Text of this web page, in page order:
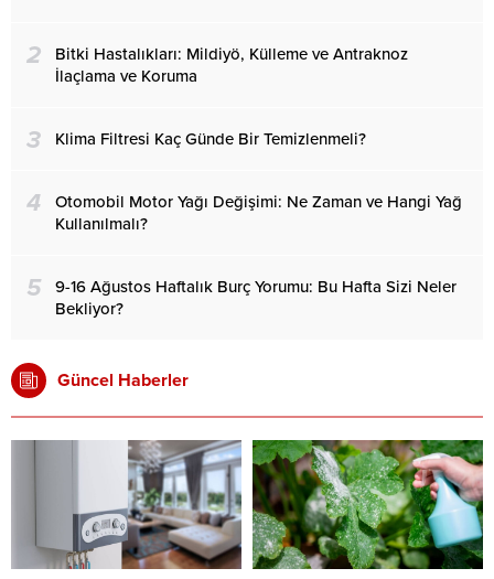
2
Bitki Hastalıkları: Mildiyö, Külleme ve Antraknoz
İlaçlama ve Koruma
3 Klima Filtresi Kaç Günde Bir Temizlenmeli?
4
Otomobil Motor Yağı Değişimi: Ne Zaman ve Hangi Yağ
Kullanılmalı?
5
9-16 Ağustos Haftalık Burç Yorumu: Bu Hafta Sizi Neler
Bekliyor?
Güncel Haberler